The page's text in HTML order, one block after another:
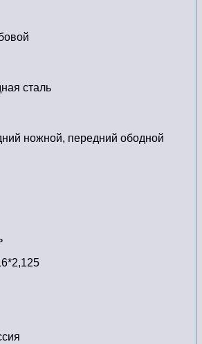
сталь
ножной, передний ободной